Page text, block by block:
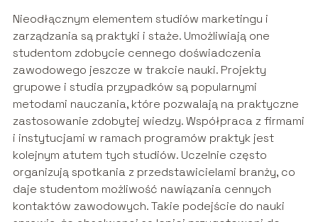
Nieodłącznym elementem studiów marketingu i
zarządzania są praktyki i staże. Umożliwiają one
studentom zdobycie cennego doświadczenia
zawodowego jeszcze w trakcie nauki. Projekty
grupowe i studia przypadków są popularnymi
metodami nauczania, które pozwalają na praktyczne
zastosowanie zdobytej wiedzy. Współpraca z firmami
i instytucjami w ramach programów praktyk jest
kolejnym atutem tych studiów. Uczelnie często
organizują spotkania z przedstawicielami branży, co
daje studentom możliwość nawiązania cennych
kontaktów zawodowych. Takie podejście do nauki